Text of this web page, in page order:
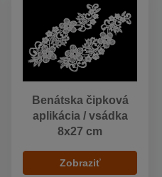
Benátska čipková
aplikácia / vsádka
8x27 cm
Zobraziť